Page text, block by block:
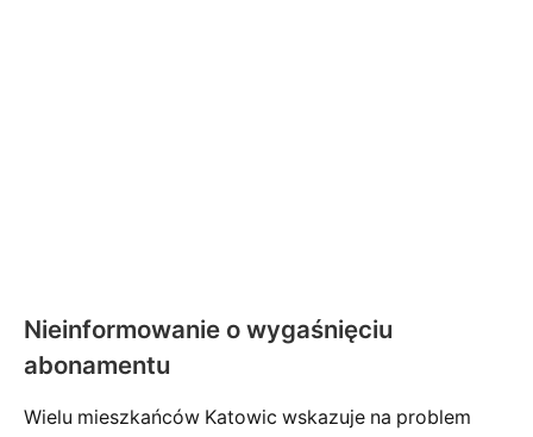
Nieinformowanie o wygaśnięciu
abonamentu
Wielu mieszkańców Katowic wskazuje na problem